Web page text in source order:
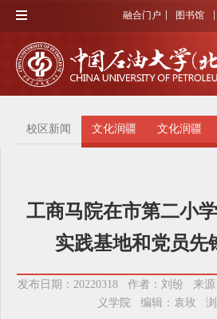
融合门户 图书馆
校区新闻 文化润疆 文化润疆
工商马院在市第二小
实践基地和党员先
发布日期：20220318 作者：刘纷 来源
义学院 编辑：袁玫 浏